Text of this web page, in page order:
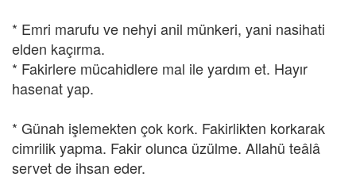
* Emri marufu ve nehyi anil münkeri, yani nasihati
elden kaçırma.
* Fakirlere mücahidlere mal ile yardım et. Hayır
hasenat yap.
* Günah işlemekten çok kork. Fakirlikten korkarak
cimrilik yapma. Fakir olunca üzülme. Allahü teâlâ
servet de ihsan eder.